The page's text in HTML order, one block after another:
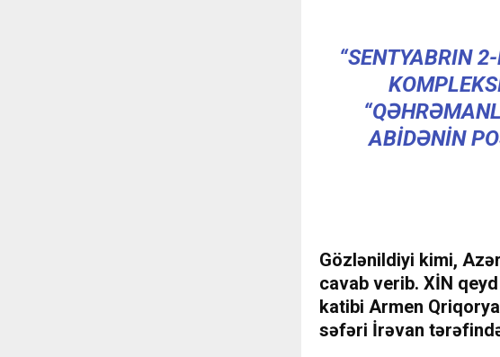
“SENTYABRIN
ABIDƏNIN
Gözlənildiyi kimi,
cavab verib. XİN
katibi Armen
səfəri İrəvan